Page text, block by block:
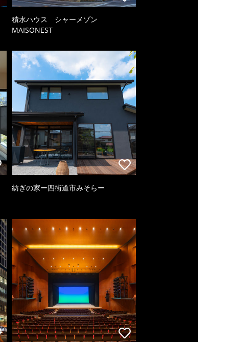
積水ハウス シャーメゾン
MAISONEST
紡ぎの家ー四街道市みそらー